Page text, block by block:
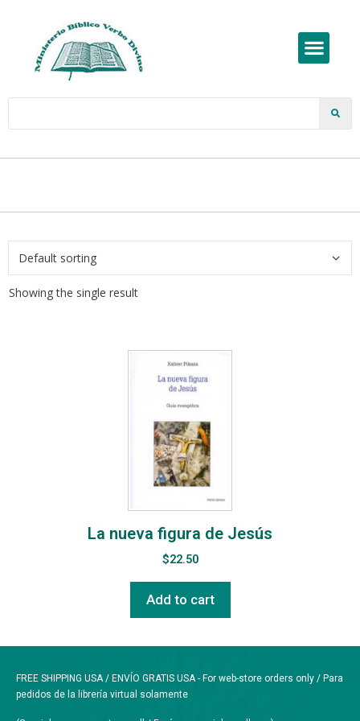
Showing the single result
La nueva figura de Jesús
$22.50
Add to cart
FREE SHIPPING USA / ENVÍO GRATIS USA - For web-store orders only / Para
pedidos de la librería virtual solamente